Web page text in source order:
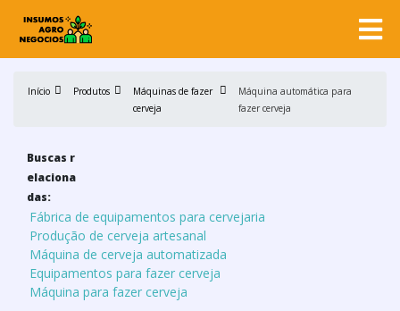
Início Produtos
Máquinas de fazer
cerveja
Máquina automática para
fazer cerveja
Buscas r
elaciona
das:
Fábrica de equipamentos para cervejaria
Produção de cerveja artesanal
Máquina de cerveja automatizada
Equipamentos para fazer cerveja
Máquina para fazer cerveja